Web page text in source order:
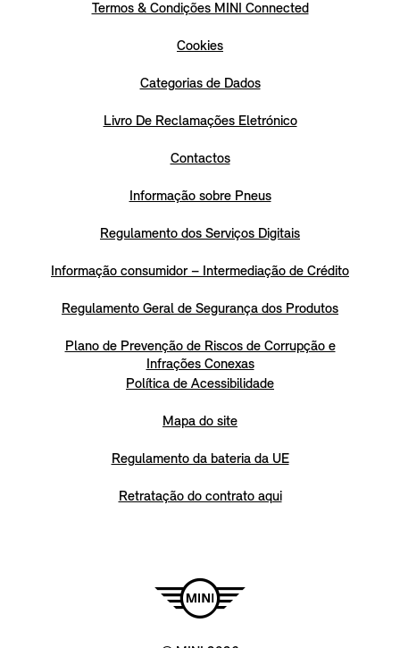
Termos & Condições MINI Connected
Cookies
Categorias de Dados
Livro De Reclamações Eletrónico
Contactos
Informação sobre Pneus
Regulamento dos Serviços Digitais
Informação consumidor – Intermediação de Crédito
Regulamento Geral de Segurança dos Produtos
Plano de Prevenção de Riscos de Corrupção e
Infrações Conexas
Política de Acessibilidade
Mapa do site
Regulamento da bateria da UE
Retratação do contrato aqui